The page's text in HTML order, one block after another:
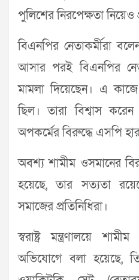
পুলিশের নিরপেক্ষতা নিয়েও
বিএনপির নেতাকর্মীরা
আসার পরই বিএনপির
মামলা দিয়েছেন। এ
ছিল। তারা বিশ্বাস
অপকর্মের বিরুদ্ধে এসপি
অবশ্য শামীম ওসমানের
হয়েছে, তার সত্যতা
সমাজের প্রতিনিধিরা।
স্বরাষ্ট্র মন্ত্রণালয়ে
অভিযোগে বলা হয়েছে,